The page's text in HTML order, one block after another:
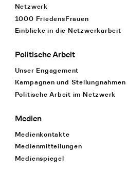
Netzwerk
1000 FriedensFrauen
Einblicke in die Netzwerkarbeit
Politische Arbeit
Unser Engagement
Kampagnen und Stellungnahmen
Politische Arbeit im Netzwerk
Medien
Medienkontakte
Medienmitteilungen
Medienspiegel